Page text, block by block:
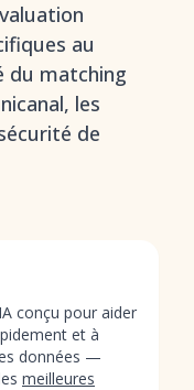
au
du matching
les
de
conçu pour aider
et à
données —
meilleures